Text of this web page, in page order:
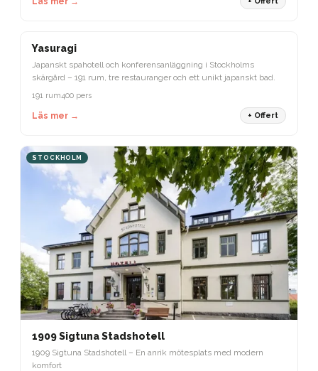
STOCKHOLM
Yasuragi
Japanskt spahotell och konferensanläggning i Stockholms
skärgård – 191 rum, tre restauranger och ett unikt japanskt bad.
191 rum400 pers
Läs mer → + Offert
STOCKHOLM
1909 Sigtuna Stadshotell
1909 Sigtuna Stadshotell – En anrik mötesplats med modern
komfort